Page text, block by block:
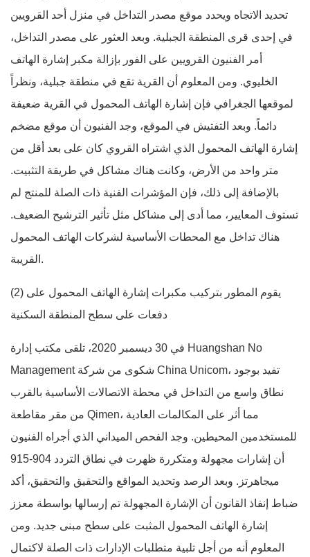
تحديد الاتجاه ويحدد موقع مصدر التداخل في منزل أحد القرويين
في إحدى قرى المنطقة الجبلية. وبعد العثور على مصدر التداخل،
أمر الفنيون القرويين على الفور بإزالة مكبر إشارة الهاتف
الخليوي. ومن المعلوم أن القرية تقع في منطقة جبلية، ونظراً
لموقعها الجغرافي فإن إشارة الهاتف المحمول في القرية ضعيفة
دائماً. وبعد التفتيش في الموقع، وجد الفنيون أن موقع مضخم
إشارة الهاتف المحمول الذي اشتراه القروي كان على بعد أقل من
متر واحد من الأرض، وكانت هناك مشاكل في طريقة التثبيت.
بالإضافة إلى ذلك، فإن المؤشرات الفنية ذات الصلة للمنتج لم
تستوف المعايير، مما أدى إلى مشاكل مثل تأثير الترشيح الضعيف.
هناك تداخل مع المحطات الأساسية لشركات الهاتف المحمول
القريبة.
(2) يقوم المطور بتركيب مكبرات إشارة الهاتف المحمول على
دفعات على سطح المنطقة السكنية
في 30 ديسمبر 2020، تلقى مكتب إدارة Huangshan No
Management شكوى من شركة China Unicom، تفيد بوجود
نطاق واسع من التداخل في محطة الاتصالات الأساسية بالقرب
من مقر مقاطعة Qimen، مما أثر على المكالمات العادية
للمستخدمين المحيطين. وجد الفحص الميداني الذي أجراه الفنيون
أن إشارات مجهولة ومتكررة ظهرت في نطاق التردد 904-915
ميجاهرتز. وبعد الرصد وتحديد المواقع والتحقيق والتحقيق، أكد
ضباط إنفاذ القانون أن الإشارة المجهولة تم إرسالها بواسطة معزز
إشارة الهاتف المحمول المثبت على سطح مبنى جديد. ومن
المعلوم أنه من أجل تلبية متطلبات الإدارات ذات الصلة لاكتمال